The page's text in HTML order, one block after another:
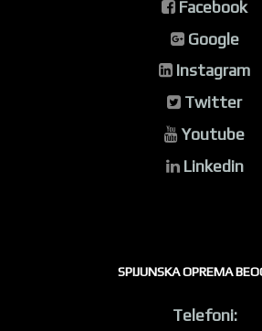
Facebook
Google
Instagram
Twitter
Youtube
Linkedin
SPIJUNSKA OPREMA
Telefoni: